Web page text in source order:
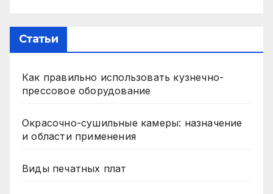
Статьи
Как правильно использовать кузнечно-
прессовое оборудование
Окрасочно-сушильные камеры: назначение
и области применения
Виды печатных плат